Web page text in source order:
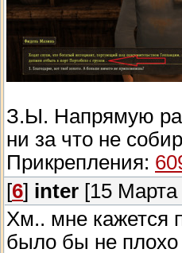
З.Ы. Напрямую
ни за что не
Прикрепления:
[6] inter [15 Марта
Хм.. мне кажется
было бы не плохо